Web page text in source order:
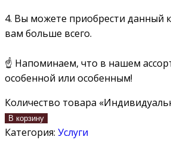
4. Вы можете приобрести данный
вам больше всего.
☝️ Напоминаем, что в нашем
особенной или особенным!
Количество товара
В корзину
Категория: Услуги